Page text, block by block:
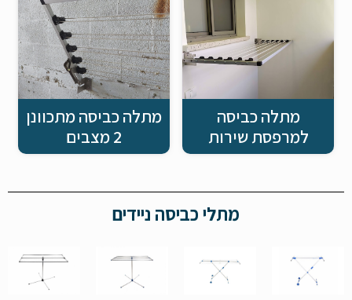
מתלה כביסה מתכוונן
2 מצבים
מתלה כביסה
למרפסת שירות
מתלי כביסה ניידים